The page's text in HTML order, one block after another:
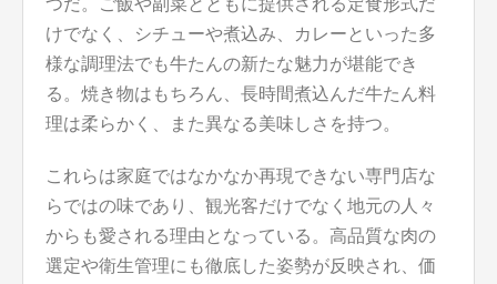
けでなく、シチューや煮込み、カレーといった多
様な調理法でも牛たんの新たな魅力が堪能でき
る。焼き物はもちろん、長時間煮込んだ牛たん料
理は柔らかく、また異なる美味しさを持つ。
これらは家庭ではなかなか再現できない専門店な
らではの味であり、観光客だけでなく地元の人々
からも愛される理由となっている。高品質な肉の
選定や衛生管理にも徹底した姿勢が反映され、価